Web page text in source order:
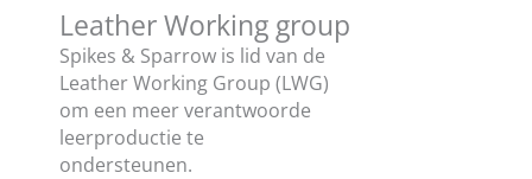
Leather Working group
Spikes & Sparrow is lid van de
Leather Working Group (LWG)
om een meer verantwoorde
leerproductie te
ondersteunen.